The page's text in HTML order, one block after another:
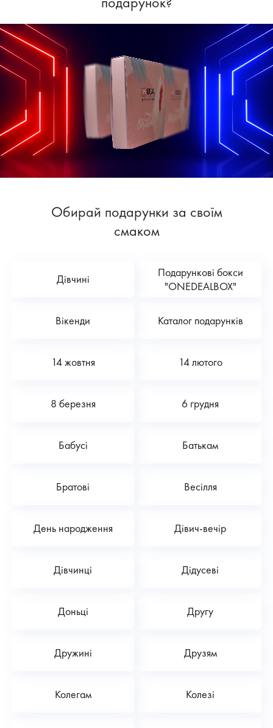
Обирай подарунки за своїм
смаком
Дівчині
Подарункові бокси
"ONEDEALBOX"
Вікенди Каталог подарунків
14 жовтня 14 лютого
8 березня 6 грудня
Бабусі Батькам
Братові Весілля
День народження Дівич-вечір
Дівчинці Дідусеві
Доньці Другу
Дружині Друзям
Колегам Колезі